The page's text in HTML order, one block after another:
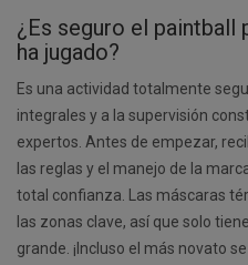
¿Es seguro el paintball
ha jugado?
Es una actividad totalmente
integrales y a la supervisión
expertos. Antes de empezar,
las reglas y el manejo de la
total confianza. Las máscaras
las zonas clave, así que solo
grande. ¡Incluso el más novato